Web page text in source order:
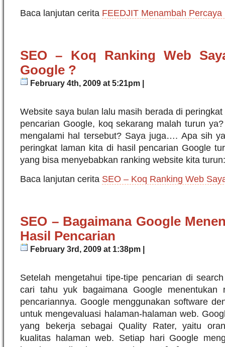
Baca lanjutan cerita FEEDJIT Menambah
SEO – Koq Ranking Web
Google ?
February 4th, 2009 at 5:21pm |
Website saya bulan lalu masih berada di
pencarian Google, koq sekarang malah turun
mengalami hal tersebut? Saya juga…. Apa sih
peringkat laman kita di hasil pencarian Google
yang bisa menyebabkan ranking website kita turun:
Baca lanjutan cerita SEO – Koq Ranking Web
SEO – Bagaimana Google
Hasil Pencarian
February 3rd, 2009 at 1:38pm |
Setelah mengetahui tipe-tipe pencarian di
cari tahu yuk bagaimana Google menentukan
pencariannya. Google menggunakan software
untuk mengevaluasi halaman-halaman web.
yang bekerja sebagai Quality Rater, yaitu
kualitas halaman web. Setiap hari Google